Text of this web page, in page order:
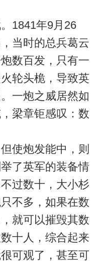
1841年9月26
当时的总兵葛云
数百发，只有一
轮头桅，导致英
一炮之威居然如
梁章钜感叹：数
炮发能中，则
了英军的装备情
过数十，大小杉
不多，如果在数
就可以摧毁其数
十人，综合起来
可观了，甚至可